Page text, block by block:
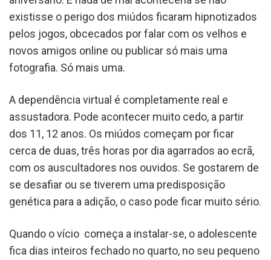
existisse o perigo dos miúdos ficaram hipnotizados
pelos jogos, obcecados por falar com os velhos e
novos amigos online ou publicar só mais uma
fotografia. Só mais uma.
A dependência virtual é completamente real e
assustadora. Pode acontecer muito cedo, a partir
dos 11, 12 anos. Os miúdos começam por ficar
cerca de duas, três horas por dia agarrados ao ecrã,
com os auscultadores nos ouvidos. Se gostarem de
se desafiar ou se tiverem uma predisposição
genética para a adição, o caso pode ficar muito sério.
Quando o vício começa a instalar-se, o adolescente
fica dias inteiros fechado no quarto, no seu pequeno